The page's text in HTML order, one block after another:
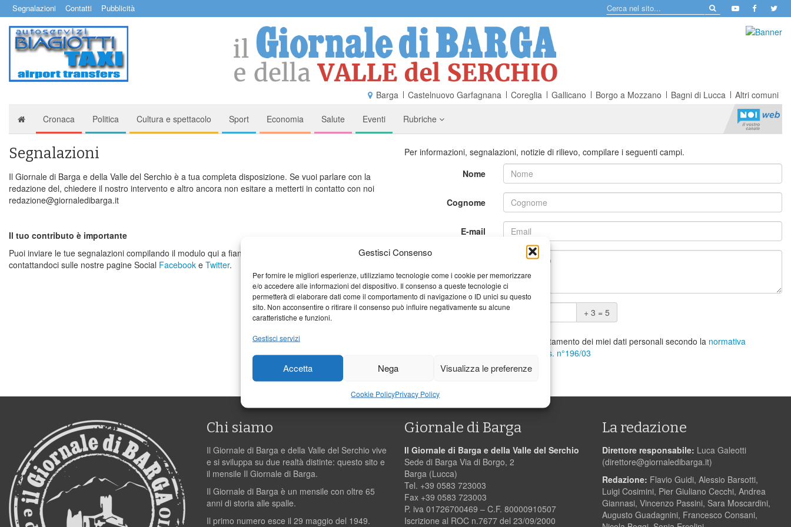
Gestisci Consenso
Per fornire le migliori esperienze, utilizziamo tecnologie come i cookie per memorizzare
e/o accedere alle informazioni del dispositivo. Il consenso a queste tecnologie ci
permetterà di elaborare dati come il comportamento di navigazione o ID unici su questo
sito. Non acconsentire o ritirare il consenso può influire negativamente su alcune
caratteristiche e funzioni.
Gestisci servizi
Accetta Nega Visualizza le preferenze
Cookie PolicyPrivacy Policy
Segnalazioni Contatti Pubblicità
Barga Castelnuovo Garfagnana Coreglia Gallicano Borgo a Mozzano Bagni di Lucca Altri comuni
Cronaca Politica Cultura e spettacolo Sport Economia Salute Eventi Rubriche
Segnalazioni
Il Giornale di Barga e della Valle del Serchio è a tua completa disposizione. Se vuoi parlare con la
redazione del, chiedere il nostro intervento e altro ancora non esitare a metterti in contatto con noi
redazione@giornaledibarga.it
Il tuo contributo è importante
Puoi inviare le tue segnalazioni compilando il modulo qui a fianco oppure
contattandoci sulle nostre pagine Social Facebook e Twitter.
Per informazioni, segnalazioni, notizie di rilievo, compilare i seguenti campi.
Nome
Cognome
E-mail
Verifica + 3 = 5
Acconsento al trattamento dei miei dati personali secondo la normativa
sulla privacy D.Lgs. n°196/03
Invia messaggio
Chi siamo
Il Giornale di Barga e della Valle del Serchio vive
e si sviluppa su due realtà distinte: questo sito e
il mensile Il Giornale di Barga.
Il Giornale di Barga è un mensile con oltre 65
anni di storia alle spalle.
Il primo numero esce il 29 maggio del 1949.
Giornale di Barga
Il Giornale di Barga e della Valle del Serchio
Sede di Barga Via di Borgo, 2
Barga (Lucca)
Tel. +39 0583 723003
Fax +39 0583 723003
P. iva 01726700469 – C.F. 80000910507
Iscrizione al ROC n.7677 del 23/09/2000
La redazione
Direttore responsabile: Luca Galeotti
(direttore@giornaledibarga.it)
Redazione: Flavio Guidi, Alessio Barsotti,
Luigi Cosimini, Pier Giuliano Cecchi, Andrea
Giannasi, Vincenzo Passini, Sara Moscardini,
Augusto Guadagnini, Francesco Consani,